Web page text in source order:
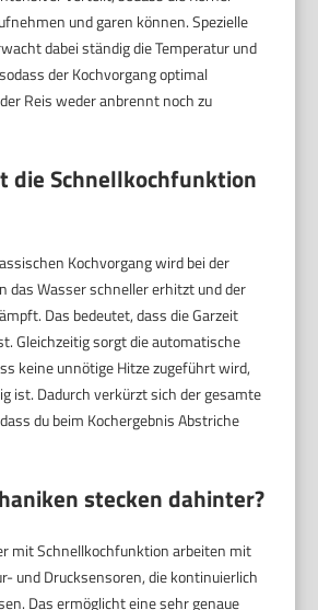
und garen können. Spezielle
dabei ständig die Temperatur und
der Kochvorgang optimal
Reis weder anbrennt noch zu
die Schnellkochfunktion
Kochvorgang wird bei der
das Wasser schneller erhitzt und der
Das bedeutet, dass die Garzeit
Gleichzeitig sorgt die automatische
keine unnötige Hitze zugeführt wird,
ist. Dadurch verkürzt sich der gesamte
du beim Kochergebnis Abstriche
stecken dahinter?
mit Schnellkochfunktion arbeiten mit
und Drucksensoren, die kontinuierlich
Das ermöglicht eine sehr genaue